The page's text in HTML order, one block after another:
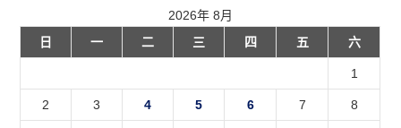
2026年 8月
日
一 二 三 四 五 六
1
2 3 4 5 6 7 8